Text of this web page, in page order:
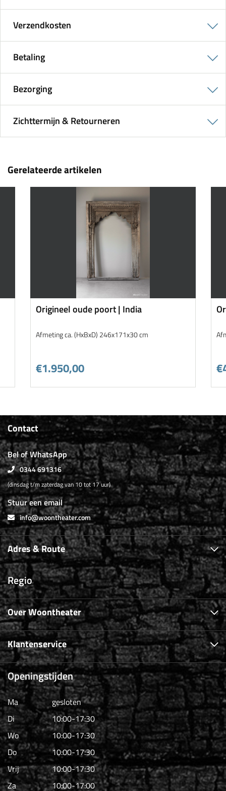
Verzendkosten
Betaling
Bezorging
Zichttermijn & Retourneren
Gerelateerde artikelen
Origineel oude poort | India
Afmeting ca. (HxBxD) 246x171x30 cm
€1.950,00
Contact
Bel of WhatsApp
0344 691316
(dinsdag t/m zaterdag van 10 tot 17 uur)
Stuur een email
info@woontheater.com
Adres & Route
Regio
Over Woontheater
Klantenservice
Openingstijden
Ma
gesloten
Di
10:00-17:30
Wo
10:00-17:30
Do
10:00-17:30
Vrij
10:00-17:30
Za
10:00-17:00